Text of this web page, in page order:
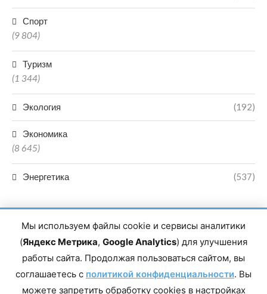
Спорт
(9 804)
Туризм
(1 344)
Экология (192)
Экономика
(8 645)
Энергетика (537)
Главный редактор сетевого издания Магомаев Тимур Нухович.
Контакты редакции: 8(988)-292-94-34 Почта: vestiskfo@gmail.com По
Республика Дагестан, г. Махачкала, пр-т Насрутдинова, д. 1а. Все
Мы используем файлы cookie и сервисы аналитики
(Яндекс Метрика, Google Analytics) для улучшения
работы сайта. Продолжая пользоваться сайтом, вы
соглашаетесь с политикой конфиденциальности. Вы
можете запретить обработку cookies в настройках